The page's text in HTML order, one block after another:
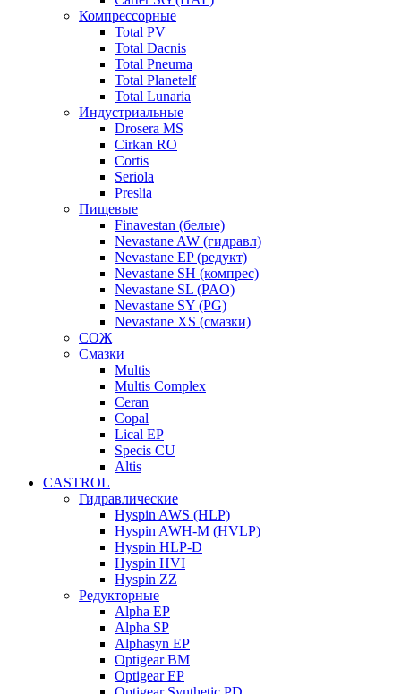
Компрессорные
Total PV
Total Dacnis
Total Pneuma
Total Planetelf
Total Lunaria
Индустриальные
Drosera MS
Cirkan RO
Cortis
Seriola
Preslia
Пищевые
Finavestan (белые)
Nevastane AW (гидравл)
Nevastane EP (редукт)
Nevastane SH (компрес)
Nevastane SL (PAO)
Nevastane SY (PG)
Nevastane XS (смазки)
СОЖ
Смазки
Multis
Multis Complex
Ceran
Copal
Lical EP
Specis CU
Altis
CASTROL
Гидравлические
Hyspin AWS (HLP)
Hyspin AWH-M (HVLP)
Hyspin HLP-D
Hyspin HVI
Hyspin ZZ
Редукторные
Alpha EP
Alpha SP
Alphasyn EP
Optigear BM
Optigear EP